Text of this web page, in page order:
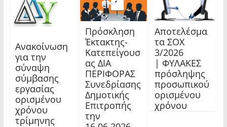
Ανακοίνωση
για την
σύναψη
σύμβασης
εργασίας
ορισμένου
χρόνου
τρίμηνης
Πρόσκληση
Έκτακτης-
Κατεπείγουσ
ας ΔΙΑ
ΠΕΡΙΦΟΡΑΣ
Συνεδρίασης
Δημοτικής
Επιτροπής
την
Αποτελέσμα
τα ΣΟΧ
3/2026
| ΦΥΛΑΚΕΣ
πρόσληψης
προσωπικού
ορισμένου
χρόνου